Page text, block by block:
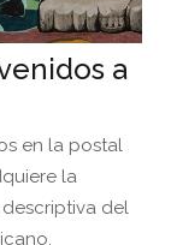
a
en la postal
la
del